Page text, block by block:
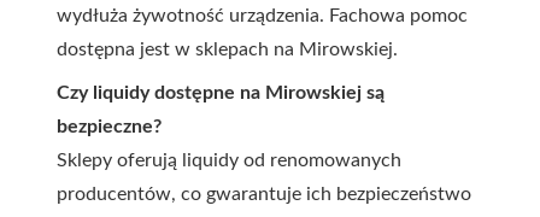
wydłuża żywotność urządzenia. Fachowa pomoc
dostępna jest w sklepach na Mirowskiej.
Czy liquidy dostępne na Mirowskiej są
bezpieczne?
Sklepy oferują liquidy od renomowanych
producentów, co gwarantuje ich bezpieczeństwo